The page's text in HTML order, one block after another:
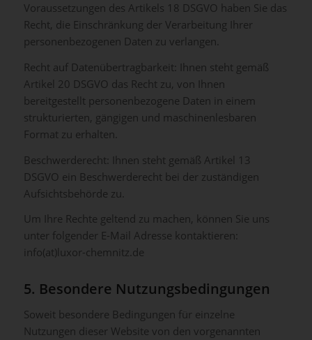
Voraussetzungen des Artikels 18 DSGVO haben Sie das
Recht, die Einschränkung der Verarbeitung Ihrer
personenbezogenen Daten zu verlangen.
Recht auf Datenübertragbarkeit: Ihnen steht gemäß
Artikel 20 DSGVO das Recht zu, von Ihnen
bereitgestellt personenbezogene Daten in einem
strukturierten, gängigen und maschinenlesbaren
Format zu erhalten.
Beschwerderecht: Ihnen steht gemäß Artikel 13
DSGVO ein Beschwerderecht bei der zuständigen
Aufsichtsbehörde zu.
Um Ihre Rechte geltend zu machen, können Sie uns
unter folgender E-Mail Adresse kontaktieren:
info(at)luxor-chemnitz.de
5. Besondere Nutzungsbedingungen
Soweit besondere Bedingungen für einzelne
Nutzungen dieser Website von den vorgenannten